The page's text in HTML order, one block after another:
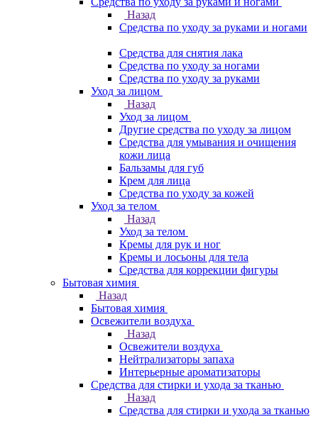
Назад
Средства по уходу за руками и ногами
Средства для снятия лака
Средства по уходу за ногами
Средства по уходу за руками
Уход за лицом
Назад
Уход за лицом
Другие средства по уходу за лицом
Средства для умывания и очищения
кожи лица
Бальзамы для губ
Крем для лица
Средства по уходу за кожей
Уход за телом
Назад
Уход за телом
Кремы для рук и ног
Кремы и лосьоны для тела
Средства для коррекции фигуры
Бытовая химия
Назад
Бытовая химия
Освежители воздуха
Назад
Освежители воздуха
Нейтрализаторы запаха
Интерьерные ароматизаторы
Средства для стирки и ухода за тканью
Назад
Средства для стирки и ухода за тканью